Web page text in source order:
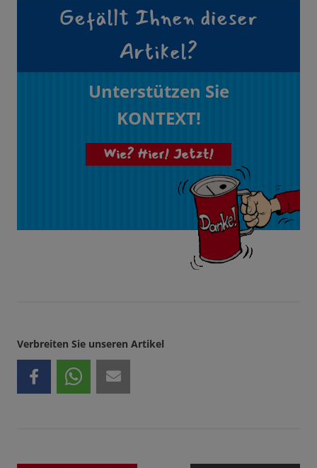
Gefällt Ihnen dieser
Artikel?
Unterstützen Sie
KONTEXT!
Wie? Hier! Jetzt!
Verbreiten Sie unseren Artikel